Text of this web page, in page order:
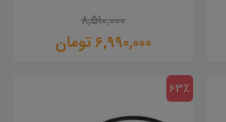
8,510,000
6,990,000 تومان
63٪